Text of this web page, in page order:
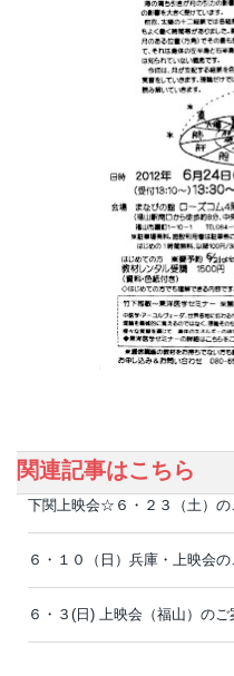
関連記事はこちら
下関上映会☆６・２３（土）の
６・１０（日）兵庫・上映会
６・３(日) 上映会（福山）の